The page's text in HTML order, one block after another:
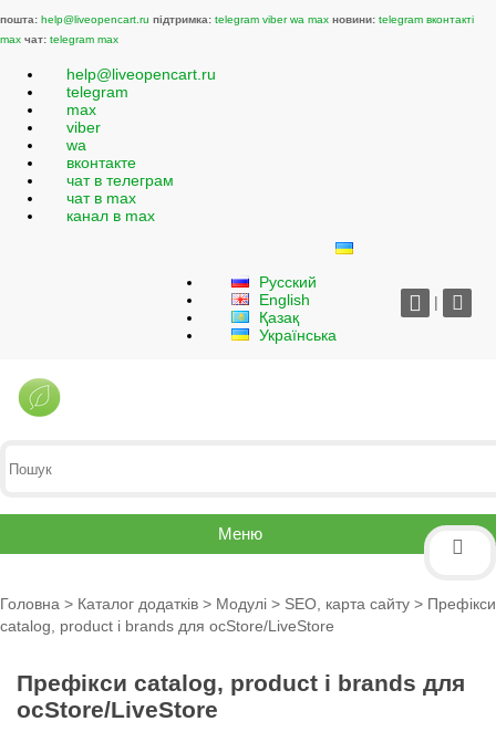
пошта: help@liveopencart.ru підтримка: telegram viber wa max новини: telegram вконтакті
max чат: telegram max
help@liveopencart.ru
telegram
max
viber
wa
вконтакте
чат в телеграм
чат в max
канал в max
Русский
English
Қазақ
Українська
|
Меню
Головна > Каталог додатків > Модулі > SEO, карта сайту > Префікси
catalog, product і brands для ocStore/LiveStore
Префікси catalog, product і brands для
ocStore/LiveStore